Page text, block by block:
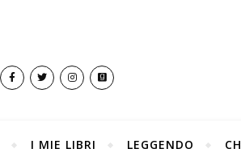
I MIE LIBRI LEGGENDO